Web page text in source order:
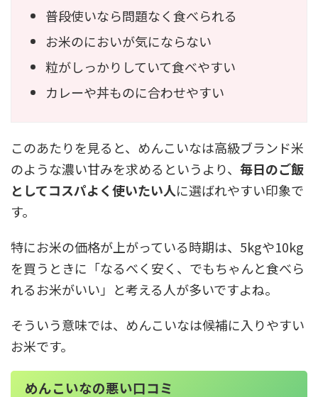
普段使いなら問題なく食べられる
お米のにおいが気にならない
粒がしっかりしていて食べやすい
カレーや丼ものに合わせやすい
このあたりを見ると、めんこいなは高級ブランド米
のような濃い甘みを求めるというより、 毎日のご飯
としてコスパよく使いたい人に選ばれやすい印象で
す。
特にお米の価格が上がっている時期は、5kgや10kg
を買うときに「なるべく安く、でもちゃんと食べら
れるお米がいい」と考える人が多いですよね。
そういう意味では、めんこいなは候補に入りやすい
お米です。
めんこいなの悪い口コミ